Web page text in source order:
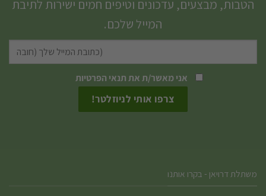
הטבות, מבצעים, עדכונים וטיפים חמים ישירות לתיבת
המייל שלכם.
אני מאשר/ת אתתנאי הפרטיות
משתלת דרויאן - בקרו אותנו